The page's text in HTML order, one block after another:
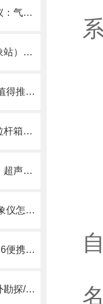
手持式星阵农业气象环境检测仪：气象监测的“手持星图”，精准、便携、智能
屏幕款便携式气象仪（应急气象站）：IP65防护·内置锂电池一站式解决方案
风途满足定制化需求：2026年值得推荐的便携式气象站供应商评估标准
全自动便携式气象站——打开拉杆箱，2分钟变出专业气象站！
便携式全自动气象仪核心技术：超声波测风+高精度传感器一体化集成”
超声波/机械式——手持电子气象仪怎么选?
从机械式到多合一传感器：2026便携式气象仪TOP厂家核心技术大拆解
便携式气象仪厂家排名——户外勘探/应急监测/科研教学怎么选?